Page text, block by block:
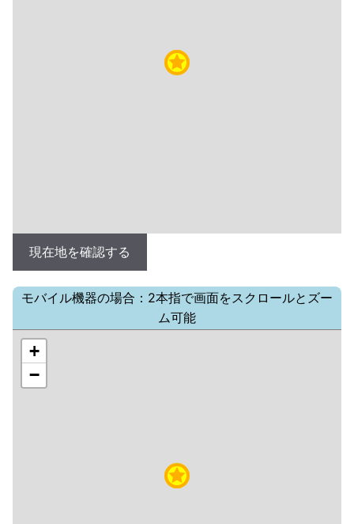
現在地を確認する
モバイル機器の場合：2本指で画面をスクロールとズー
ム可能
+
−